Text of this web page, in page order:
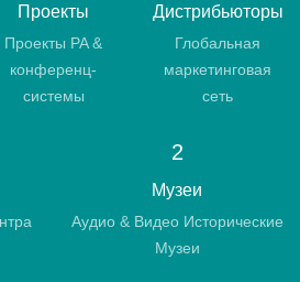
Проекты
Проекты PA &
конференц-
системы
Дистрибьюторы
Глобальная
маркетинговая
сеть
2
Музеи
Аудио & Видео Исторические
Музеи